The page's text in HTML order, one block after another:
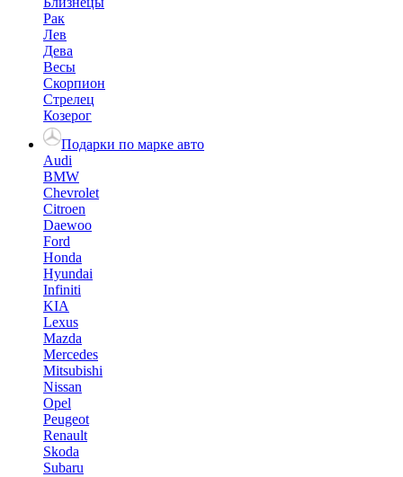
Рак
Лев
Дева
Весы
Скорпион
Стрелец
Козерог
Подарки по марке авто
Audi
BMW
Chevrolet
Citroen
Daewoo
Ford
Honda
Hyundai
Infiniti
KIA
Lexus
Mazda
Mercedes
Mitsubishi
Nissan
Opel
Peugeot
Renault
Skoda
Subaru